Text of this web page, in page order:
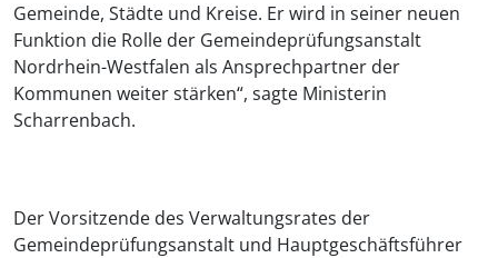
Gemeinde, Städte und Kreise. Er wird in seiner neuen
Funktion die Rolle der Gemeindeprüfungsanstalt
Nordrhein-Westfalen als Ansprechpartner der
Kommunen weiter stärken“, sagte Ministerin
Scharrenbach.
Der Vorsitzende des Verwaltungsrates der
Gemeindeprüfungsanstalt und Hauptgeschäftsführer